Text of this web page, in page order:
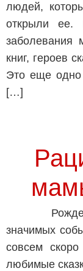
людей,
открыли ее.
заболевания
книг, героев
Это еще одно
[…]
значимых
совсем
любимые